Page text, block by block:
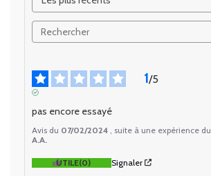
1/5
pas encore essayé
Avis du 07/02/2024 , suite à une expérience du
A.A.
UTILE(0) Signaler